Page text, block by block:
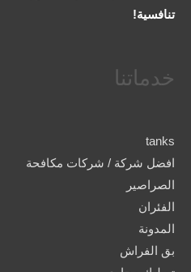
تنافسية!
خدماتنا
tanks
افضل شركة / شركات مكافحة
الصراصير
الفئران
المدونة
بق الفراش